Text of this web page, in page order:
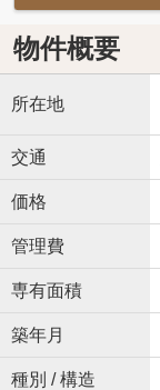
物件概要
所在地
交通
価格
管理費
専有面積
築年月
種別 / 構造